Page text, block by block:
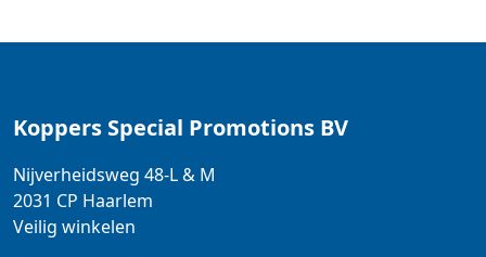
Koppers Special Promotions BV
Nijverheidsweg 48-L & M
2031 CP Haarlem
Veilig winkelen